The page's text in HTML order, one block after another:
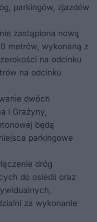
parkingów, zjazdów
zastąpiona nową
metrów, wykonaną z
na odcinku
na odcinku
dwóch
i Grażyny,
będą
parkingowe
dróg
do osiedli oraz
za wykonanie